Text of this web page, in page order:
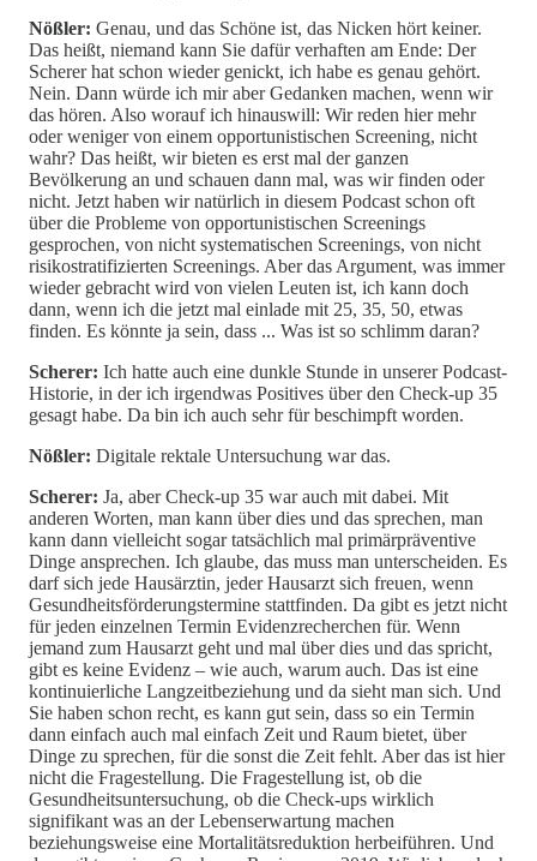
Nößler: Genau, und das Schöne ist, das Nicken hört keiner.
Das heißt, niemand kann Sie dafür verhaften am Ende: Der
Scherer hat schon wieder genickt, ich habe es genau gehört.
Nein. Dann würde ich mir aber Gedanken machen, wenn wir
das hören. Also worauf ich hinauswill: Wir reden hier mehr
oder weniger von einem opportunistischen Screening, nicht
wahr? Das heißt, wir bieten es erst mal der ganzen
Bevölkerung an und schauen dann mal, was wir finden oder
nicht. Jetzt haben wir natürlich in diesem Podcast schon oft
über die Probleme von opportunistischen Screenings
gesprochen, von nicht systematischen Screenings, von nicht
risikostratifizierten Screenings. Aber das Argument, was immer
wieder gebracht wird von vielen Leuten ist, ich kann doch
dann, wenn ich die jetzt mal einlade mit 25, 35, 50, etwas
finden. Es könnte ja sein, dass ... Was ist so schlimm daran?
Scherer: Ich hatte auch eine dunkle Stunde in unserer Podcast-
Historie, in der ich irgendwas Positives über den Check-up 35
gesagt habe. Da bin ich auch sehr für beschimpft worden.
Nößler: Digitale rektale Untersuchung war das.
Scherer: Ja, aber Check-up 35 war auch mit dabei. Mit
anderen Worten, man kann über dies und das sprechen, man
kann dann vielleicht sogar tatsächlich mal primärpräventive
Dinge ansprechen. Ich glaube, das muss man unterscheiden. Es
darf sich jede Hausärztin, jeder Hausarzt sich freuen, wenn
Gesundheitsförderungstermine stattfinden. Da gibt es jetzt nicht
für jeden einzelnen Termin Evidenzrecherchen für. Wenn
jemand zum Hausarzt geht und mal über dies und das spricht,
gibt es keine Evidenz – wie auch, warum auch. Das ist eine
kontinuierliche Langzeitbeziehung und da sieht man sich. Und
Sie haben schon recht, es kann gut sein, dass so ein Termin
dann einfach auch mal einfach Zeit und Raum bietet, über
Dinge zu sprechen, für die sonst die Zeit fehlt. Aber das ist hier
nicht die Fragestellung. Die Fragestellung ist, ob die
Gesundheitsuntersuchung, ob die Check-ups wirklich
signifikant was an der Lebenserwartung machen
beziehungsweise eine Mortalitätsreduktion herbeiführen. Und